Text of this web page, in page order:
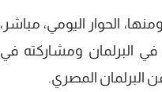
الحوار اليومي، مباشر،
في البرلمان ومشاركته في
عن البرلمان المصري.